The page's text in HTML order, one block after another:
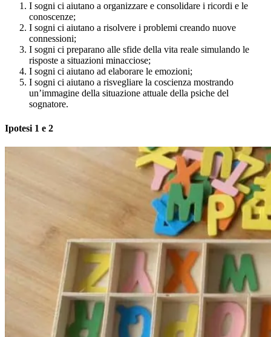
I sogni ci aiutano a organizzare e consolidare i ricordi e le
conoscenze;
I sogni ci aiutano a risolvere i problemi creando nuove
connessioni;
I sogni ci preparano alle sfide della vita reale simulando le
risposte a situazioni minacciose;
I sogni ci aiutano ad elaborare le emozioni;
I sogni ci aiutano a risvegliare la coscienza mostrando
un’immagine della situazione attuale della psiche del
sognatore.
Ipotesi 1 e 2